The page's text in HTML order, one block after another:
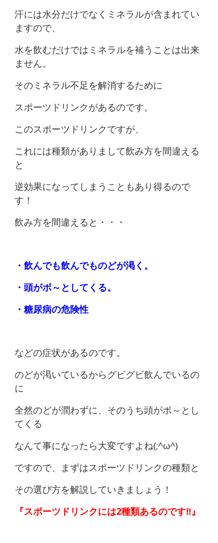
汗には水分だけでなくミネラルが含まれてい
ますので、
水を飲むだけではミネラルを補うことは出来
ません。
そのミネラル不足を解消するために
スポーツドリンクがあるのです。
このスポーツドリンクですが、
これには種類がありまして飲み方を間違える
と
逆効果になってしまうこともあり得るので
す！
飲み方を間違えると・・・
・飲んでも飲んでものどが渇く。
・頭がボ～としてくる。
・糖尿病の危険性
などの症状があるのです。
のどが渇いているからグビグビ飲んでいるの
に
全然のどが潤わずに、そのうち頭がボ～とし
てくる
なんて事になったら大変ですよね(;^ω^)
ですので、まずはスポーツドリンクの種類と
その選び方を解説していきましょう！
『スポーツドリンクには2種類あるのです‼』